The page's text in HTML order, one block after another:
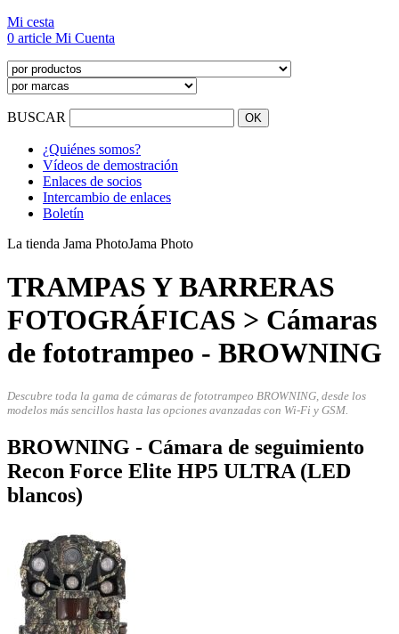
Mi cesta
0 article Mi Cuenta
BUSCAR
¿Quiénes somos?
Vídeos de demostración
Enlaces de socios
Intercambio de enlaces
Boletín
La tienda Jama PhotoJama Photo
TRAMPAS Y BARRERAS
FOTOGRÁFICAS > Cámaras
de fototrampeo - BROWNING
Descubre toda la gama de cámaras de fototrampeo BROWNING, desde los
modelos más sencillos hasta las opciones avanzadas con Wi-Fi y GSM.
BROWNING - Cámara de seguimiento
Recon Force Elite HP5 ULTRA (LED
blancos)